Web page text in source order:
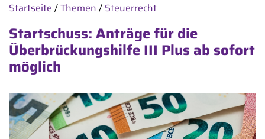
Startseite /Themen / Steuerrecht
Startschuss: Anträge für die
Überbrückungshilfe III Plus ab sofort
möglich